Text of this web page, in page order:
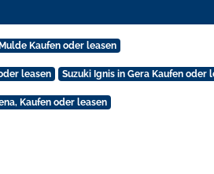
Kaufen oder leasen
leasen Suzuki Ignis in Gera Kaufen oder
Kaufen oder leasen